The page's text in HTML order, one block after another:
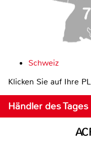
Schweiz
Klicken Sie auf Ihre
Händler des Tages